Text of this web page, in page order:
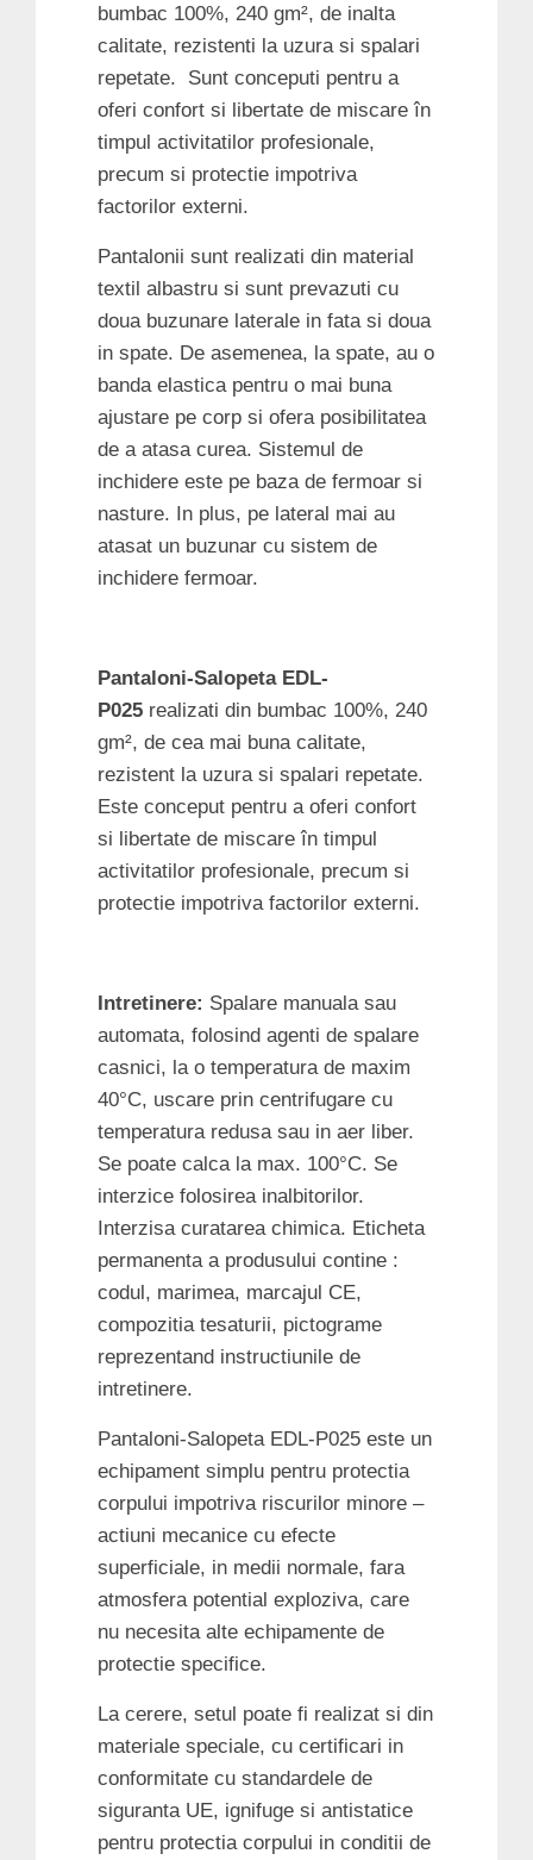
bumbac 100%, 240 gm², de inalta
calitate, rezistenti la uzura si spalari
repetate. Sunt conceputi pentru a
oferi confort si libertate de miscare în
timpul activitatilor profesionale,
precum si protectie impotriva
factorilor externi.
Pantalonii sunt realizati din material
textil albastru si sunt prevazuti cu
doua buzunare laterale in fata si doua
in spate. De asemenea, la spate, au o
banda elastica pentru o mai buna
ajustare pe corp si ofera posibilitatea
de a atasa curea. Sistemul de
inchidere este pe baza de fermoar si
nasture. In plus, pe lateral mai au
atasat un buzunar cu sistem de
inchidere fermoar.
Pantaloni-Salopeta EDL-
P025 realizati din bumbac 100%, 240
gm², de cea mai buna calitate,
rezistent la uzura si spalari repetate.
Este conceput pentru a oferi confort
si libertate de miscare în timpul
activitatilor profesionale, precum si
protectie impotriva factorilor externi.
Intretinere: Spalare manuala sau
automata, folosind agenti de spalare
casnici, la o temperatura de maxim
40°C, uscare prin centrifugare cu
temperatura redusa sau in aer liber.
Se poate calca la max. 100°C. Se
interzice folosirea inalbitorilor.
Interzisa curatarea chimica. Eticheta
permanenta a produsului contine :
codul, marimea, marcajul CE,
compozitia tesaturii, pictograme
reprezentand instructiunile de
intretinere.
Pantaloni-Salopeta EDL-P025 este un
echipament simplu pentru protectia
corpului impotriva riscurilor minore –
actiuni mecanice cu efecte
superficiale, in medii normale, fara
atmosfera potential exploziva, care
nu necesita alte echipamente de
protectie specifice.
La cerere, setul poate fi realizat si din
materiale speciale, cu certificari in
conformitate cu standardele de
siguranta UE, ignifuge si antistatice
pentru protectia corpului in conditii de